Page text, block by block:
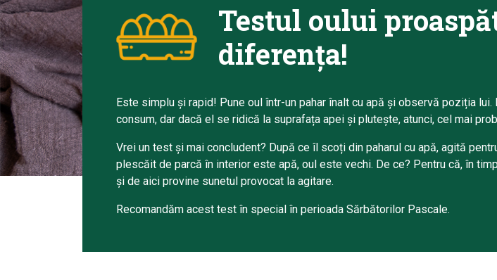
Testul oului
diferența!
Este simplu și rapid! Pune oul într-un pahar înalt cu apă și observă poziția
consum, dar dacă el se ridică la suprafața apei și plutește, atunci, cel mai
Vrei un test și mai concludent? După ce îl scoți din paharul cu apă, agită
plescăit de parcă în interior este apă, oul este vechi. De ce? Pentru că, în
și de aici provine sunetul provocat la agitare.
Recomandăm acest test în special în perioada Sărbătorilor Pascale.